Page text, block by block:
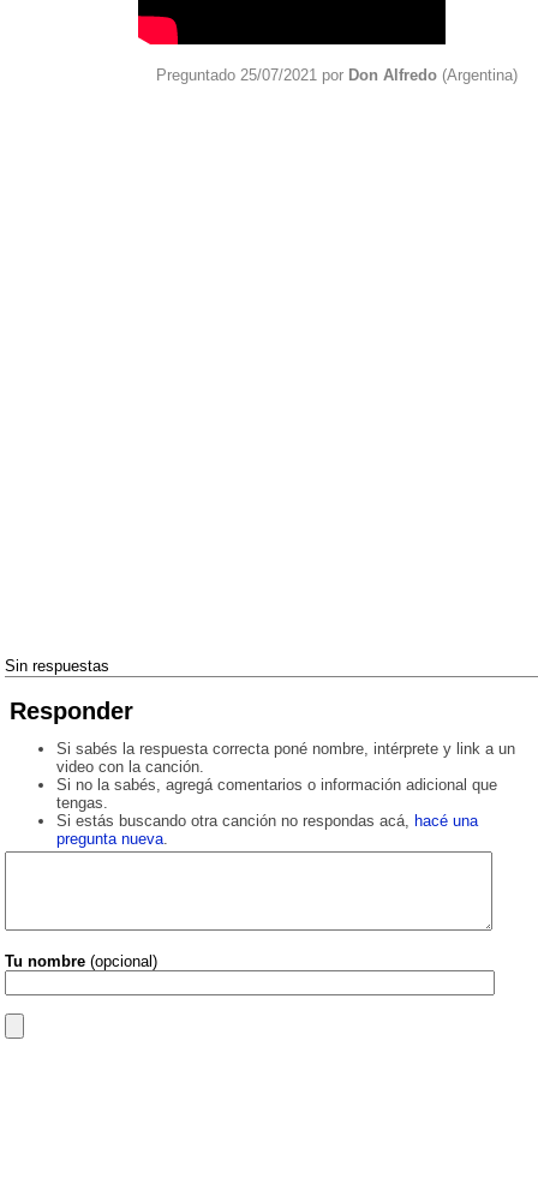
Preguntado 25/07/2021 por Don Alfredo (Argentina)
Sin respuestas
Responder
Si sabés la respuesta correcta poné nombre, intérprete y link a un
video con la canción.
Si no la sabés, agregá comentarios o información adicional que
tengas.
Si estás buscando otra canción no respondas acá, hacé una
pregunta nueva.
Tu nombre (opcional)